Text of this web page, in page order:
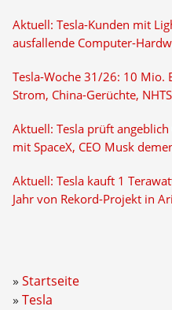
Aktuell: Tesla-Kunden mit
ausfallende Computer-
Tesla-Woche 31/26: 10 Mio.
Strom, China-Gerüchte,
Aktuell: Tesla prüft
mit SpaceX, CEO Musk
Aktuell: Tesla kauft 1
Jahr von Rekord-Projekt in
Startseite
Tesla